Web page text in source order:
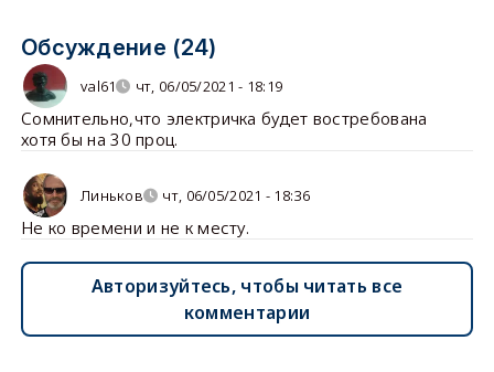
Обсуждение (24)
val61 чт, 06/05/2021 - 18:19
Сомнительно,что электричка будет востребована
хотя бы на 30 проц.
Линьков чт, 06/05/2021 - 18:36
Не ко времени и не к месту.
Авторизуйтесь, чтобы читать все
комментарии